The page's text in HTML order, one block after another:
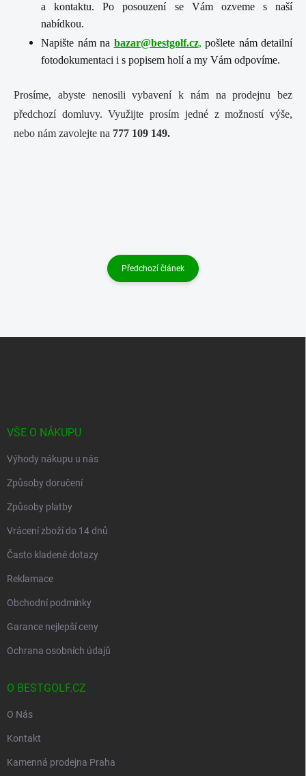
a kontaktu. Po posouzení se Vám ozveme s naší
nabídkou.
Napište nám na bazar@bestgolf.cz, pošlete nám detailní
fotodokumentaci i s popisem holí a my Vám odpovíme.
Prosíme, abyste nenosili vybavení k nám na prodejnu bez
předchozí domluvy. Využijte prosím jedné z možností výše,
nebo nám zavolejte na 777 109 149.
Předchozí článek
VŠE O NÁKUPU
Výhody nákupu u nás
Způsoby doručení
Způsoby platby
Vrácení zboží do 14 dnů
Často kladené dotazy
Reklamace
Obchodní podmínky
Garance nejlepší ceny
Ochrana osobních údajů
O BESTGOLF.CZ
O Nás
Kontakt
Kamenná prodejna Praha